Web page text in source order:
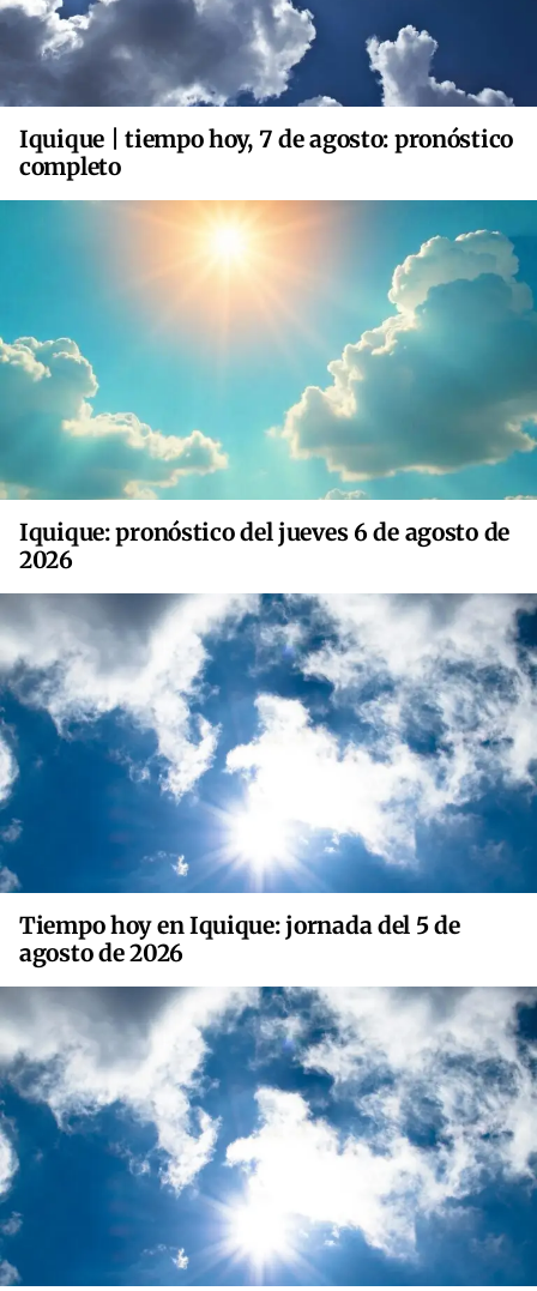
Iquique | tiempo hoy, 7 de agosto: pronóstico
completo
Iquique: pronóstico del jueves 6 de agosto de
2026
Tiempo hoy en Iquique: jornada del 5 de
agosto de 2026